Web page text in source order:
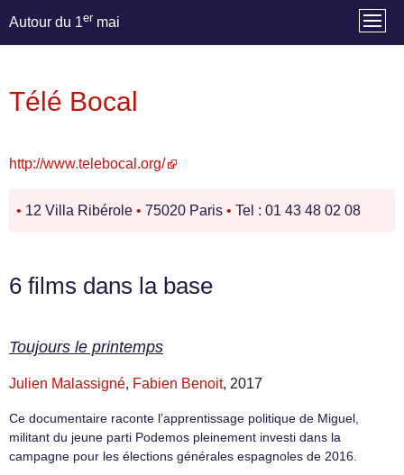
Autour du 1er mai
Télé Bocal
http://www.telebocal.org/
• 12 Villa Ribérole • 75020 Paris • Tel : 01 43 48 02 08
6 films dans la base
Toujours le printemps
Julien Malassigné, Fabien Benoit, 2017
Ce documentaire raconte l’apprentissage politique de Miguel,
militant du jeune parti Podemos pleinement investi dans la
campagne pour les élections générales espagnoles de 2016.